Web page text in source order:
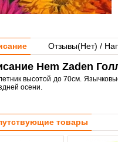
Отзывы(Нет) /
Hem Zaden
высотой до 70см.
осени.
товары